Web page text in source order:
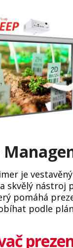
je
skvělý nástroj
pomáhá
podle